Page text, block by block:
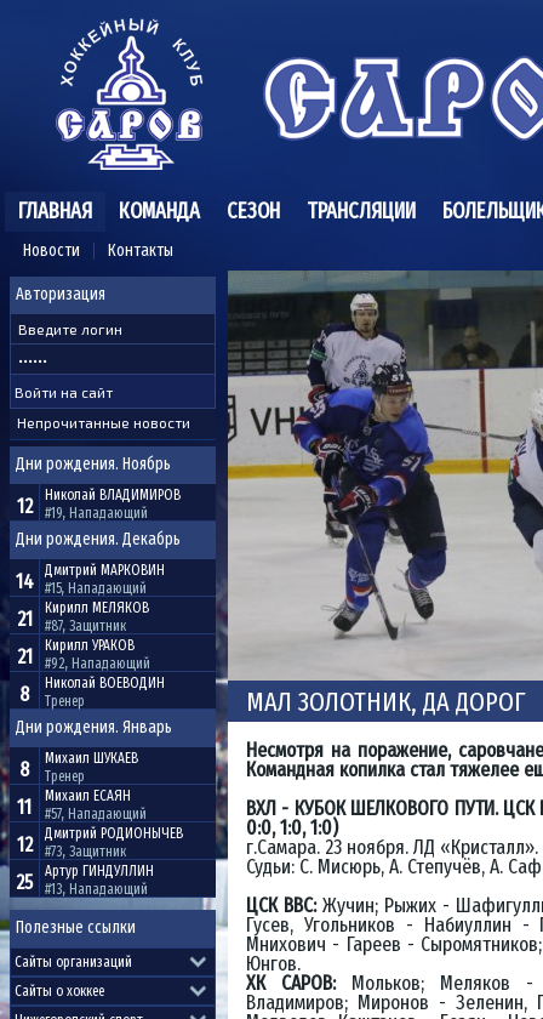
ГЛАВНАЯ
Новости Контакты
КОМАНДА СЕЗОН ТРАНСЛЯЦИИ
Авторизация
Непрочитанные новости
Дни рождения. Ноябрь
12 Николай ВЛАДИМИРОВ
#19, Нападающий
Дни рождения. Декабрь
14 Дмитрий МАРКОВИН
#15, Нападающий
21 Кирилл МЕЛЯКОВ
#87, Защитник
21 Кирилл УРАКОВ
#92, Нападающий
8 Николай ВОЕВОДИН
Тренер
Дни рождения. Январь
8 Михаил ШУКАЕВ
Тренер
11 Михаил ЕСАЯН
#57, Нападающий
12 Дмитрий РОДИОНЫЧЕВ
#73, Защитник
25 Артур ГИНДУЛЛИН
#13, Нападающий
Полезные ссылки
МАЛ ЗОЛОТНИК, ДА ДОРОГ
Несмотря на поражение,
Командная копилка стал тяжелее
ВХЛ - КУБОК ШЕЛКОВОГО ПУТИ. ЦСК
0:0, 1:0, 1:0)
г.Самара. 23 ноября. ЛД
Судьи: С. Мисюрь, А. Степучёв, А.
ЦСК ВВС:Жучин; Рыжих -
Гусев, Угольников - Набиуллин
Мнихович - Гареев -
Юнгов.
ХК САРОВ:Мольков; Меляков -
Владимиров; Миронов - Зеленин,